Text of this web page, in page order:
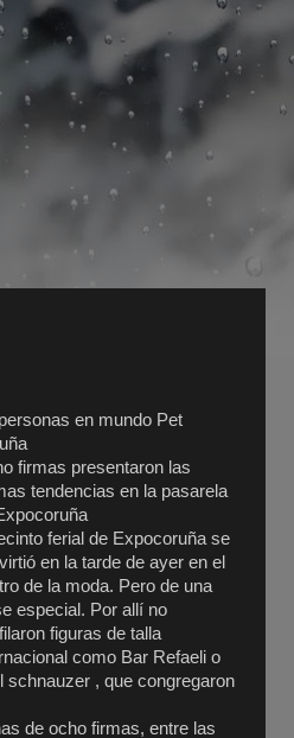
en mundo Pet
firmas presentaron las
tendencias en la pasarela
ferial de Expocoruña se
en la tarde de ayer en el
de la moda. Pero de una
especial. Por allí no
figuras de talla
como Bar Refaeli o
schnauzer , que congregaron
de ocho firmas, entre las